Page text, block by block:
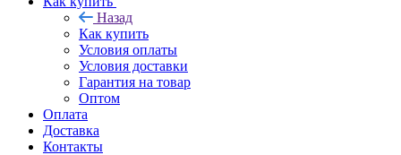
Назад
Как купить
Условия оплаты
Условия доставки
Гарантия на товар
Оптом
Оплата
Доставка
Контакты